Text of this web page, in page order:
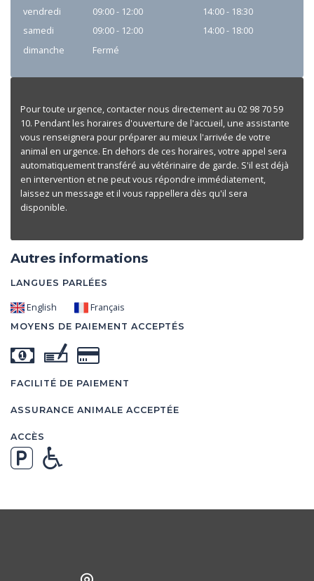
Autres informations
LANGUES PARLÉES
English Français
MOYENS DE PAIEMENT ACCEPTÉS
FACILITÉ DE PAIEMENT
ASSURANCE ANIMALE ACCEPTÉE
ACCÈS
vendredi
09:00 - 12:00
14:00 - 18:30
samedi
09:00 - 12:00
14:00 - 18:00
dimanche
Fermé
Pour toute urgence, contacter nous directement au 02 98 70 59
10. Pendant les horaires d'ouverture de l'accueil, une assistante
vous renseignera pour préparer au mieux l'arrivée de votre
animal en urgence. En dehors de ces horaires, votre appel sera
automatiquement transféré au vétérinaire de garde. S'il est déjà
en intervention et ne peut vous répondre immédiatement,
laissez un message et il vous rappellera dès qu'il sera
disponible.